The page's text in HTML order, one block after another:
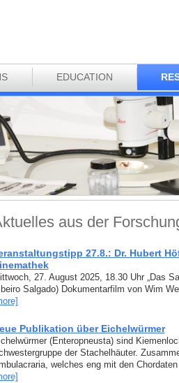
EDUCATION
aus der
27.8.: Dr. Hubert
27. August 2025, 18.30 Uhr „Das
Salgado) Dokumentarfilm von Wim
Publikation über Eichelwürmer
(Enteropneusta) sind
der Stachelhäuter.
welches eng mit den